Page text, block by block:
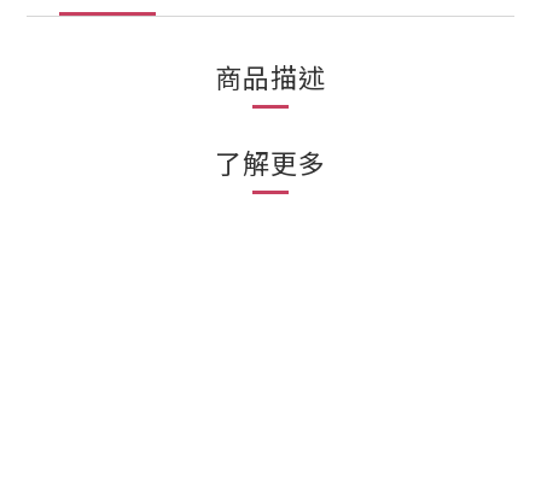
商品描述
了解更多